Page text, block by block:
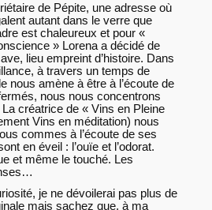
de Pépite, une adresse où
autant dans le verre que
est chaleureux et pour «
» Lorena a décidé de
lieu empreint d’histoire. Dans
à travers un temps de
nous amène à être à l’écoute de
nous nous concentrons
créatrice de « Vins en Pleine
Vins en méditation) nous
commes à l’écoute de ses
en éveil : l’ouïe et l’odorat.
et même le touché. Les
je ne dévoilerai pas plus de
mais sachez que, à ma